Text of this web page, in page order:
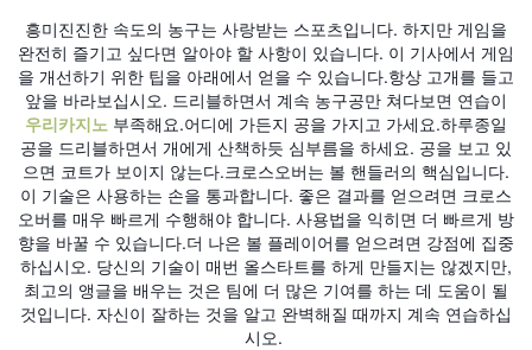
흥미진진한 속도의 농구는 사랑받는 스포츠입니다. 하지만 게임을
완전히 즐기고 싶다면 알아야 할 사항이 있습니다. 이 기사에서 게임
을 개선하기 위한 팁을 아래에서 얻을 수 있습니다.항상 고개를 들고
앞을 바라보십시오. 드리블하면서 계속 농구공만 쳐다보면 연습이
우리카지노 부족해요.어디에 가든지 공을 가지고 가세요.하루종일
공을 드리블하면서 개에게 산책하듯 심부름을 하세요. 공을 보고 있
으면 코트가 보이지 않는다.크로스오버는 볼 핸들러의 핵심입니다.
이 기술은 사용하는 손을 통과합니다. 좋은 결과를 얻으려면 크로스
오버를 매우 빠르게 수행해야 합니다. 사용법을 익히면 더 빠르게 방
향을 바꿀 수 있습니다.더 나은 볼 플레이어를 얻으려면 강점에 집중
하십시오. 당신의 기술이 매번 올스타트를 하게 만들지는 않겠지만,
최고의 앵글을 배우는 것은 팀에 더 많은 기여를 하는 데 도움이 될
것입니다. 자신이 잘하는 것을 알고 완벽해질 때까지 계속 연습하십
시오.